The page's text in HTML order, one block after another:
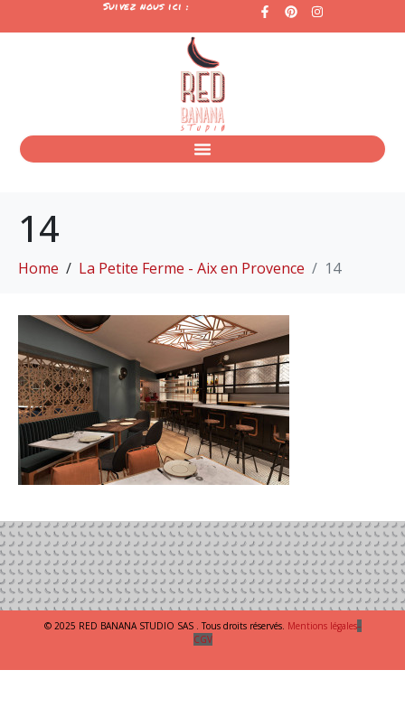
Suivez nous ici :
14
Home La Petite Ferme - Aix en Provence 14
© 2025 RED BANANA STUDIO SAS . Tous droits réservés. Mentions légales–
CGV